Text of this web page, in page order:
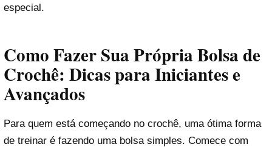
especial.
Como Fazer Sua Própria Bolsa de
Crochê: Dicas para Iniciantes e
Avançados
Para quem está começando no crochê, uma ótima forma
de treinar é fazendo uma bolsa simples. Comece com